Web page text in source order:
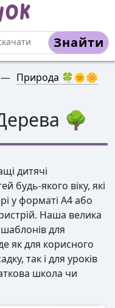
Знайти
— Природа 🍀🌞🌼
🌳
дитячі
будь-якого віку, які
у форматі А4 або
Наша велика
для
як для корисного
так і для уроків
школа чи